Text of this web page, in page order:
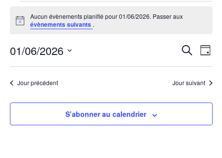
for
Notice
Aucun évènements planifié pour 01/06/2026. Passer aux
évènements suivants .
et
de
Jour
01/06/2026
Sélectionnez
uneJour précédent Jour suivant
S’abonner au calendrier